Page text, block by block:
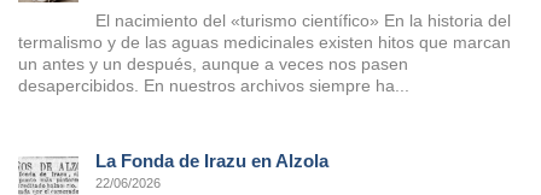
El nacimiento del «turismo científico» En la historia del
termalismo y de las aguas medicinales existen hitos que marcan
un antes y un después, aunque a veces nos pasen
desapercibidos. En nuestros archivos siempre ha...
La Fonda de Irazu en Alzola
22/06/2026